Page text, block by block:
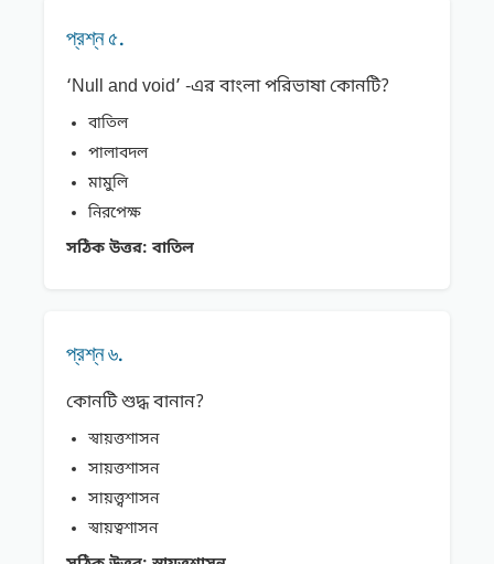
প্রশ্ন ৫.
‘Null and void’ -এর বাংলা পরিভাষা কোনটি?
বাতিল
পালাবদল
মামুলি
নিরপেক্ষ
সঠিক উত্তর: বাতিল
প্রশ্ন ৬.
কোনটি শুদ্ধ বানান?
স্বায়ত্তশাসন
সায়ত্তশাসন
সায়ত্ত্বশাসন
স্বায়ত্বশাসন